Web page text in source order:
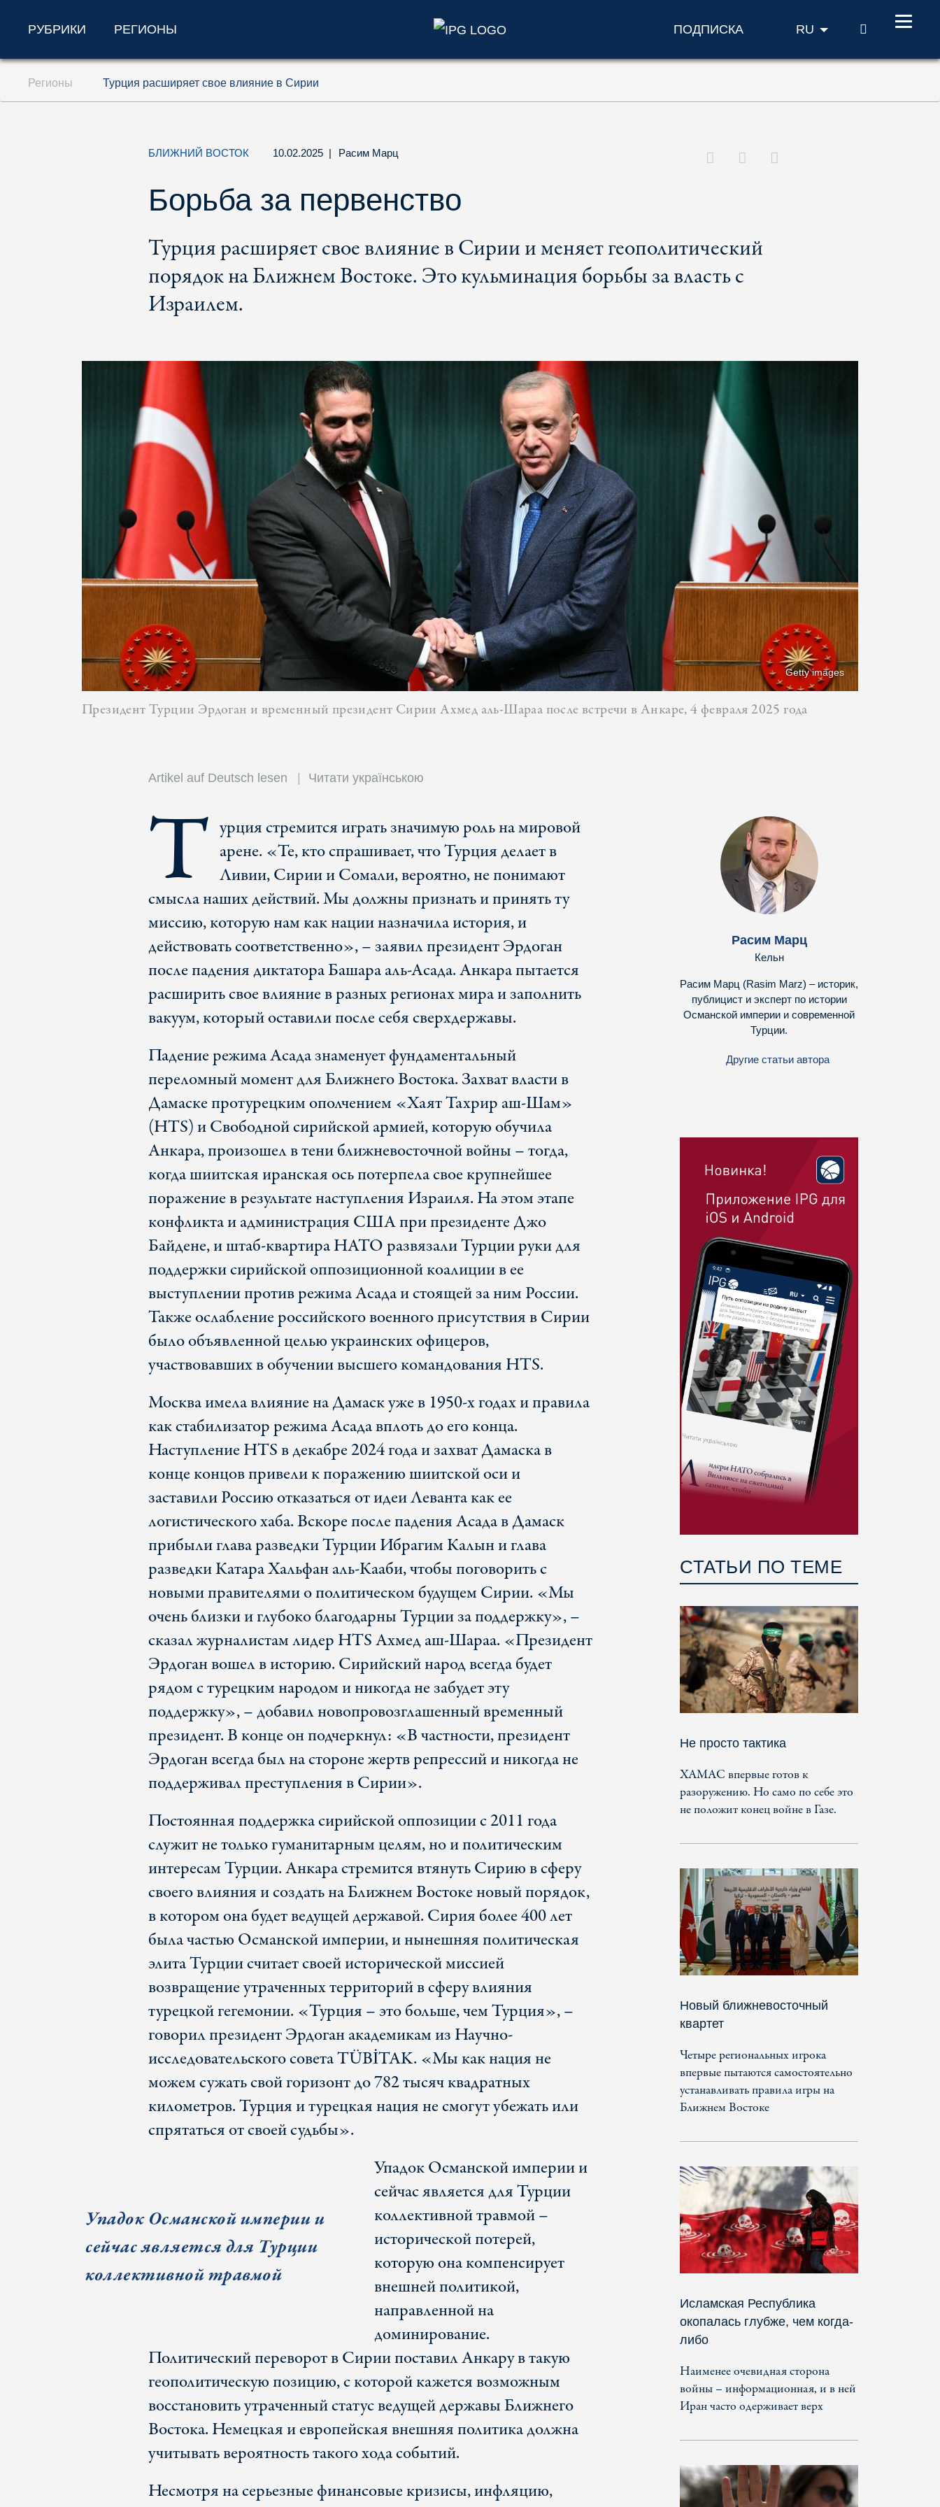
Перейти к содержанию (ключ доступа '1')
Перейти к поиску (ключ доступа '2')
РУБРИКИ РЕГИОНЫ ПОДПИСКА RU ПОИСК
Регионы Турция расширяет свое влияние в Сирии
БЛИЖНИЙ ВОСТОК 10.02.2025 | Расим Марц
Борьба за первенство
Турция расширяет свое влияние в Сирии и меняет геополитический
порядок на Ближнем Востоке. Это кульминация борьбы за власть с
Израилем.
Getty images
Президент Турции Эрдоган и временный президент Сирии Ахмед аль-Шараа после встречи в Анкаре, 4 февраля 2025 года
Artikel auf Deutsch lesen Читати українською
Т урция стремится играть значимую роль на мировой
арене. «Те, кто спрашивает, что Турция делает в
Ливии, Сирии и Сомали, вероятно, не понимают
смысла наших действий. Мы должны признать и принять ту
миссию, которую нам как нации назначила история, и
действовать соответственно», – заявил президент Эрдоган
после падения диктатора Башара аль-Асада. Анкара пытается
расширить свое влияние в разных регионах мира и заполнить
вакуум, который оставили после себя сверхдержавы.
Падение режима Асада знаменует фундаментальный
переломный момент для Ближнего Востока. Захват власти в
Дамаске протурецким ополчением «Хаят Тахрир аш-Шам»
(HTS) и Свободной сирийской армией, которую обучила
Анкара, произошел в тени ближневосточной войны – тогда,
когда шиитская иранская ось потерпела свое крупнейшее
поражение в результате наступления Израиля. На этом этапе
конфликта и администрация США при президенте Джо
Байдене, и штаб-квартира НАТО развязали Турции руки для
поддержки сирийской оппозиционной коалиции в ее
выступлении против режима Асада и стоящей за ним России.
Также ослабление российского военного присутствия в Сирии
было объявленной целью украинских офицеров,
участвовавших в обучении высшего командования HTS.
Москва имела влияние на Дамаск уже в 1950-х годах и правила
как стабилизатор режима Асада вплоть до его конца.
Наступление HTS в декабре 2024 года и захват Дамаска в
конце концов привели к поражению шиитской оси и
заставили Россию отказаться от идеи Леванта как ее
логистического хаба. Вскоре после падения Асада в Дамаск
прибыли глава разведки Турции Ибрагим Калын и глава
разведки Катара Хальфан аль-Кааби, чтобы поговорить с
новыми правителями о политическом будущем Сирии. «Мы
очень близки и глубоко благодарны Турции за поддержку», –
сказал журналистам лидер HTS Ахмед аш-Шараа. «Президент
Эрдоган вошел в историю. Сирийский народ всегда будет
рядом с турецким народом и никогда не забудет эту
поддержку», – добавил новопровозглашенный временный
президент. В конце он подчеркнул: «В частности, президент
Эрдоган всегда был на стороне жертв репрессий и никогда не
поддерживал преступления в Сирии».
Постоянная поддержка сирийской оппозиции с 2011 года
служит не только гуманитарным целям, но и политическим
интересам Турции. Анкара стремится втянуть Сирию в сферу
своего влияния и создать на Ближнем Востоке новый порядок,
в котором она будет ведущей державой. Сирия более 400 лет
была частью Османской империи, и нынешняя политическая
элита Турции считает своей исторической миссией
возвращение утраченных территорий в сферу влияния
турецкой гегемонии. «Турция – это больше, чем Турция», –
говорил президент Эрдоган академикам из Научно-
исследовательского совета TÜBİTAK. «Мы как нация не
можем сужать свой горизонт до 782 тысяч квадратных
километров. Турция и турецкая нация не смогут убежать или
спрятаться от своей судьбы».
Упадок Османской империи и
сейчас является для Турции
коллективной травмой
Упадок Османской империи и
сейчас является для Турции
коллективной травмой –
исторической потерей,
которую она компенсирует
внешней политикой,
направленной на
доминирование.
Политический переворот в Сирии поставил Анкару в такую
геополитическую позицию, с которой кажется возможным
восстановить утраченный статус ведущей державы Ближнего
Востока. Немецкая и европейская внешняя политика должна
учитывать вероятность такого хода событий.
Несмотря на серьезные финансовые кризисы, инфляцию,
Расим Марц
Кельн
Расим Марц (Rasim Marz) – историк,
публицист и эксперт по истории
Османской империи и современной
Турции.
Другие статьи автора
СТАТЬИ ПО ТЕМЕ
Не просто тактика
ХАМАС впервые готов к
разоружению. Но само по себе это
не положит конец войне в Газе.
Новый ближневосточный
квартет
Четыре региональных игрока
впервые пытаются самостоятельно
устанавливать правила игры на
Ближнем Востоке
Исламская Республика
окопалась глубже, чем когда-
либо
Наименее очевидная сторона
войны – информационная, и в ней
Иран часто одерживает верх